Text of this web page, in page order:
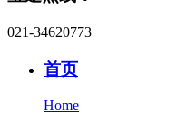
021-34620773
首页
Home